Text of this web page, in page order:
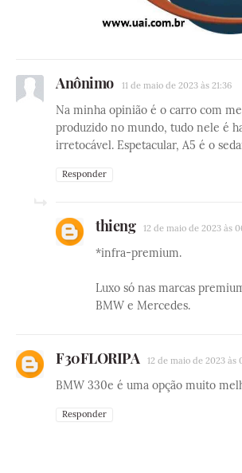
Anônimo 11 de maio de 2023 às 21:36
Na minha opinião é o carro com
produzido no mundo, tudo nele é
irretocável. Espetacular, A5 é o
Responder
thieng 12 de maio de 2023 às
*infra-premium.
Luxo só nas marcas
BMW e Mercedes.
F30FLORIPA 12 de maio de 2023 às
BMW 330e é uma opção muito
Responder